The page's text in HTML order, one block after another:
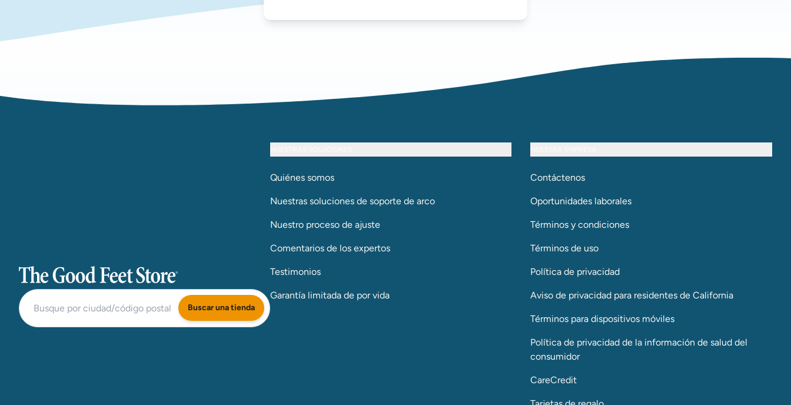
The Good Feet Store
Buscar una tienda
Quiénes somos
Nuestras soluciones de soporte de arco​​​​​​​
Nuestro proceso de ajuste
Comentarios de los expertos
Testimonios
Garantía limitada de por vida
Contáctenos
Oportunidades laborales
Términos y condiciones
Términos de uso
Política de privacidad
Aviso de privacidad para residentes de California
Términos para dispositivos móviles
Política de privacidad de la información de salud del
consumidor
CareCredit